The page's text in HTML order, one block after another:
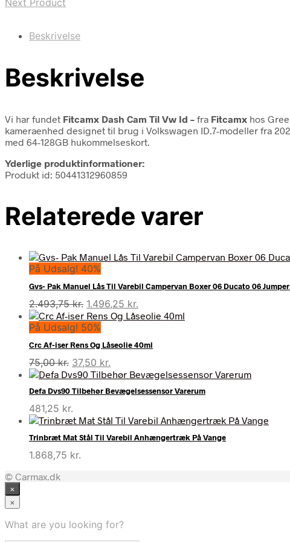
Beskrivelse
Beskrivelse
Vi har fundet Fitcamx Dash Cam Til Vw Id – fra Fitcamx hos
kameraenhed designet til brug i Volkswagen ID.7-modeller fra
med 64-128GB hukommelseskort.
Yderlige produktinformationer:
Produkt id: 50441312960859
Relaterede varer
På Udsalg! 40%
Gvs- Pak Manuel Lås Til Varebil Campervan Boxer 06 Ducato 06
2.493,75kr. Den
oprindelige
pris
var:
2.493,75 kr..
1.496,25 kr.
aktuelle
er:
1.496,25 kr..
På Udsalg! 50%
Crc Af-iser Rens Og Låseolie 40ml
75,00kr. Den
oprindelige
pris
var:
75,00 kr..
37,50 kr.
aktuelle
er:
Defa Dvs90 Tilbehør Bevægelsessensor Varerum
481,25 kr.
Trinbræt Mat Stål Til Varebil Anhængertræk På Vange
1.868,75 kr.
© Carmax.dk
×
×
What are you looking for?